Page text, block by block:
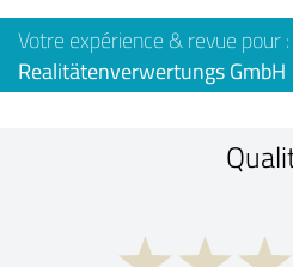
Votre expérience & revue pour :
Realitätenverwertungs GmbH